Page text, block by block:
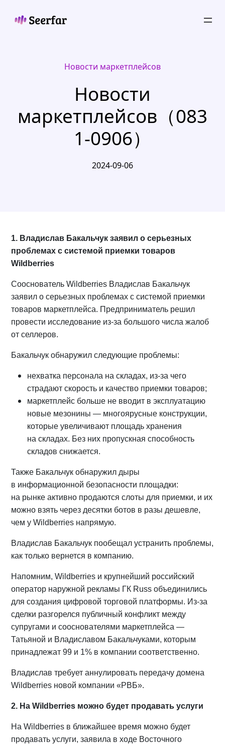
Новости маркетплейсов
Новости
маркетплейсов（083
1-0906）
2024-09-06
1. Владислав Бакальчук заявил о серьезных
проблемах с системой приемки товаров
Wildberries
Сооснователь Wildberries Владислав Бакальчук
заявил о серьезных проблемах с системой приемки
товаров маркетплейса. Предприниматель решил
провести исследование из-за большого числа жалоб
от селлеров.
Бакальчук обнаружил следующие проблемы:
нехватка персонала на складах, из-за чего
страдают скорость и качество приемки товаров;
маркетплейс больше не вводит в эксплуатацию
новые мезонины — многоярусные конструкции,
которые увеличивают площадь хранения
на складах. Без них пропускная способность
складов снижается.
Также Бакальчук обнаружил дыры
в информационной безопасности площадки:
на рынке активно продаются слоты для приемки, и их
можно взять через десятки ботов в разы дешевле,
чем у Wildberries напрямую.
Владислав Бакальчук пообещал устранить проблемы,
как только вернется в компанию.
Напомним, Wildberries и крупнейший российский
оператор наружной рекламы ГК Russ объединились
для создания цифровой торговой платформы. Из-за
сделки разгорелся публичный конфликт между
супругами и сооснователями маркетплейса —
Татьяной и Владиславом Бакальчуками, которым
принадлежат 99 и 1% в компании соответственно.
Владислав требует аннулировать передачу домена
Wildberries новой компании «РВБ».
2. На Wildberries можно будет продавать услуги
На Wildberries в ближайшее время можно будет
продавать услуги, заявила в ходе Восточного